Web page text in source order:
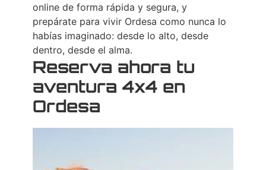
online de forma rápida y segura, y
prepárate para vivir Ordesa como nunca lo
habías imaginado: desde lo alto, desde
dentro, desde el alma.
Reserva ahora tu
aventura 4x4 en
Ordesa